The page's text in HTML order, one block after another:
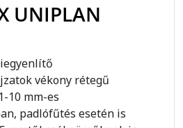
UNIPLAN
vékony rétegű
10 mm-es
padlófűtés esetén is